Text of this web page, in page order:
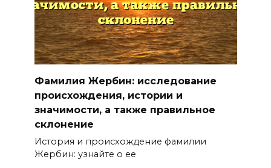
Фамилия Жербин: исследование
происхождения, истории и
значимости, а также правильное
склонение
История и происхождение фамилии
Жербин: узнайте о ее